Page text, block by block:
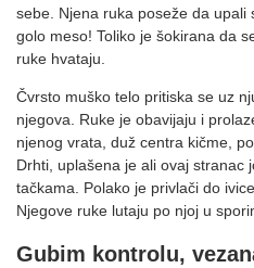
sebe. Njena ruka poseže da
golo meso! Toliko je šokirana da
ruke hvataju.
Čvrsto muško telo pritiska se uz
njegova. Ruke je obavijaju i
njenog vrata, duž centra kičme,
Drhti, uplašena je ali ovaj stranac
tačkama. Polako je privlači do
Njegove ruke lutaju po njoj u
Gubim kontrolu,